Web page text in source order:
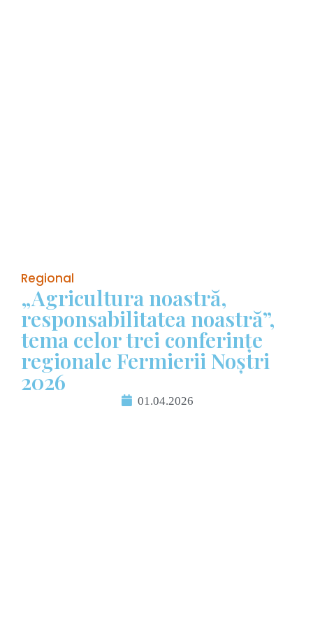
Regional
„Agricultura noastră,
responsabilitatea noastră”,
tema celor trei conferințe
regionale Fermierii Noștri
2026
01.04.2026